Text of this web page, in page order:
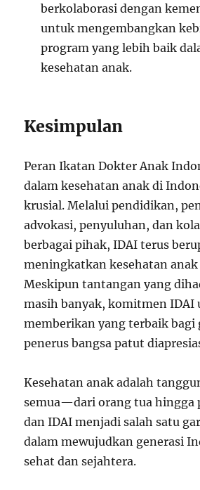
berkolaborasi dengan
untuk mengembangkan
program yang lebih baik
kesehatan anak.
Kesimpulan
Peran Ikatan Dokter Anak
dalam kesehatan anak di
krusial. Melalui pendidikan,
advokasi, penyuluhan, dan
berbagai pihak, IDAI terus
meningkatkan kesehatan
Meskipun tantangan yang
masih banyak, komitmen IDAI
memberikan yang terbaik bagi
penerus bangsa patut
Kesehatan anak adalah
semua—dari orang tua hingga
dan IDAI menjadi salah satu
dalam mewujudkan generasi
sehat dan sejahtera.